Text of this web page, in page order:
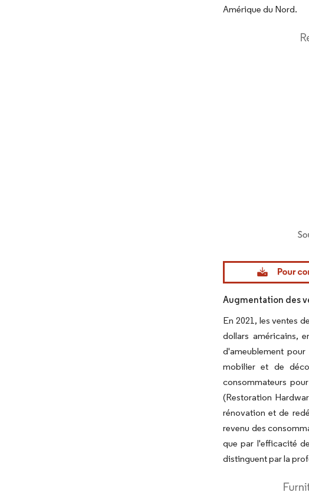
Amérique du Nord.
Image © Mordor
Augmentation des
En 2021, les ventes
dollars américains,
d'ameublement
mobilier et de
consommateurs
(Restoration
rénovation et de
revenu des
que par l'efficacité
distinguent par la